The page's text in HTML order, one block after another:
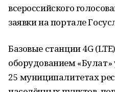
всероссийского
заявки на портале
Базовые станции 4G
оборудованием «Булат»
25 муниципалитетах